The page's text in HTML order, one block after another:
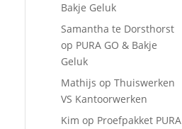
Bakje Geluk
Samantha te Dorsthorst
op PURA GO & Bakje
Geluk
Mathijs opThuiswerken
VS Kantoorwerken
Kim op Proefpakket PURA